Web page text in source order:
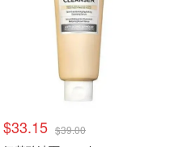
$33.15 $39.00